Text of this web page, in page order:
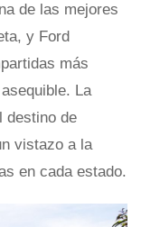
de las mejores
y Ford
más
La
destino de
vistazo a la
en cada estado.